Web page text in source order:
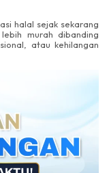
halal sejak sekarang
murah dibanding
atau kehilangan